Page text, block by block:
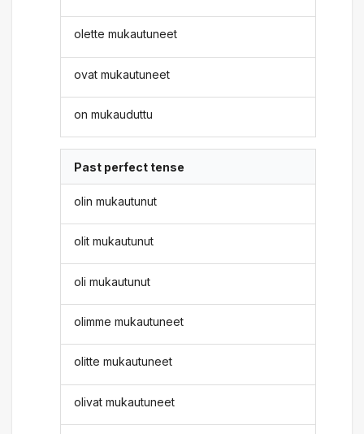
olette mukautuneet
ovat mukautuneet
on mukauduttu
Past perfect tense
olin mukautunut
olit mukautunut
oli mukautunut
olimme mukautuneet
olitte mukautuneet
olivat mukautuneet